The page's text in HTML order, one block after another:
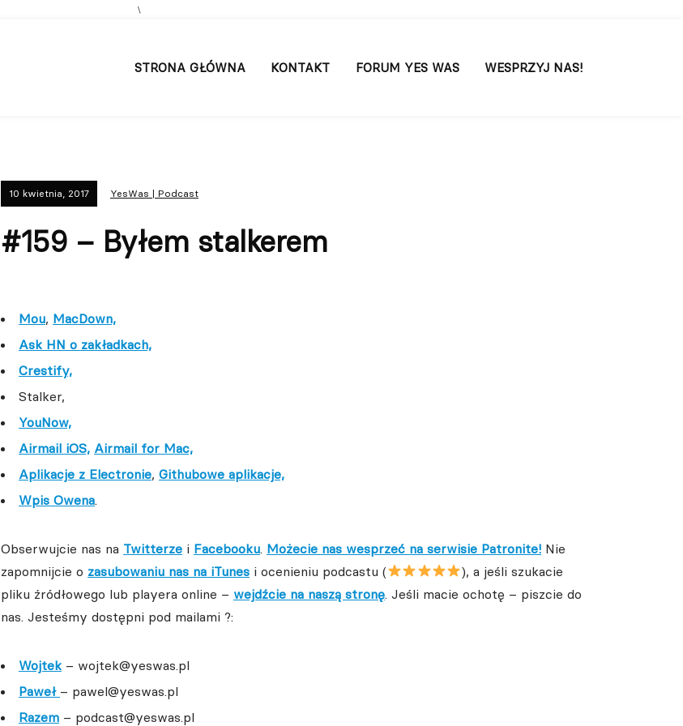
\
STRONA GŁÓWNA KONTAKT FORUM YES WAS WESPRZYJ NAS!
10 kwietnia, 2017 YesWas | Podcast
#159 – Byłem stalkerem
Mou, MacDown,
Ask HN o zakładkach,
Crestify,
Stalker,
YouNow,
Airmail iOS, Airmail for Mac,
Aplikacje z Electronie, Githubowe aplikacje,
Wpis Owena.
Obserwujcie nas na Twitterze i Facebooku. Możecie nas wesprzeć na serwisie Patronite! Nie
zapomnijcie o zasubowaniu nas na iTunes i ocenieniu podcastu (
), a jeśli szukacie
pliku źródłowego lub playera online – wejdźcie na naszą stronę. Jeśli macie ochotę – piszcie do
nas. Jesteśmy dostępni pod mailami ?:
Wojtek – wojtek@yeswas.pl
Paweł – pawel@yeswas.pl
Razem – podcast@yeswas.pl